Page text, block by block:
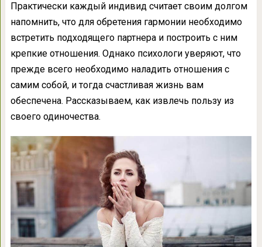
Практически каждый индивид считает своим долгом
напомнить, что для обретения гармонии необходимо
встретить подходящего партнера и построить с ним
крепкие отношения. Однако психологи уверяют, что
прежде всего необходимо наладить отношения с
самим собой, и тогда счастливая жизнь вам
обеспечена. Рассказываем, как извлечь пользу из
своего одиночества.